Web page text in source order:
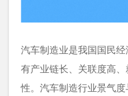
汽车制造业是我国国民
有产业链长、关联度高
性。汽车制造行业景气